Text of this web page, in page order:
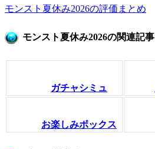
モンスト夏休み2026の評価まとめ
モンスト夏休み2026の関連記事
ガチャシミュ
お楽しみボックス